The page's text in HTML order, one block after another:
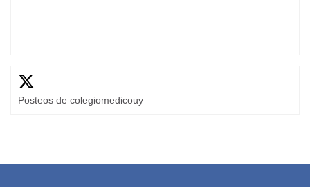
Posteos de colegiomedicouy